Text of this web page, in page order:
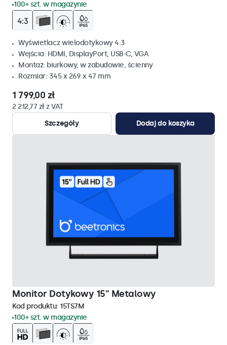
100+ szt. w magazynie
Wyświetlacz wielodotykowy 4:3
Wejścia: HDMI, DisplayPort, USB-C, VGA
Montaż: biurkowy, w zabudowie, ścienny
Rozmiar: 345 x 269 x 47 mm
1 799,00 zł
2 212,77 zł z VAT
Szczegóły
Dodaj do koszyka
Monitor Dotykowy 15" Metalowy
Kod produktu: 15TS7M
100+ szt. w magazynie